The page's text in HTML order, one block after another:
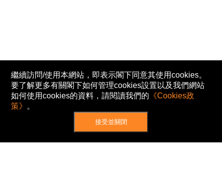
繼續訪問/使用本網站，即表示閣下同意其使用cookies。
要了解更多有關閣下如何管理cookies設置以及我們網站
如何使用cookies的資料，請閱讀我們的 《Cookies政
策》 。
接受並關閉